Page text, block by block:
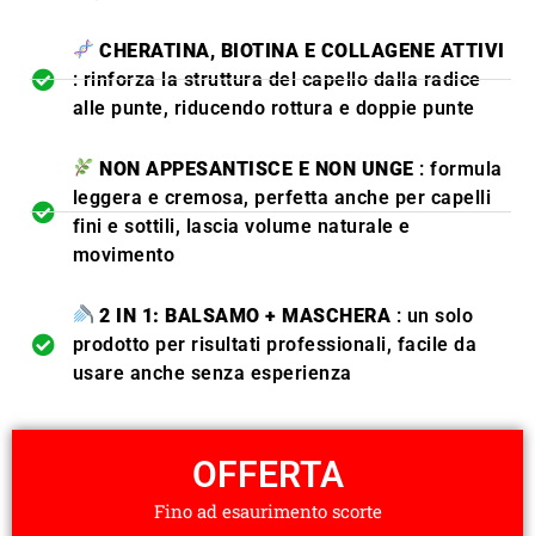
CHERATINA, BIOTINA E COLLAGENE ATTIVI
: rinforza la struttura del capello dalla radice
alle punte, riducendo rottura e doppie punte
NON APPESANTISCE E NON UNGE : formula
leggera e cremosa, perfetta anche per capelli
fini e sottili, lascia volume naturale e
movimento
2 IN 1: BALSAMO + MASCHERA : un solo
prodotto per risultati professionali, facile da
usare anche senza esperienza
OFFERTA
Fino ad esaurimento scorte